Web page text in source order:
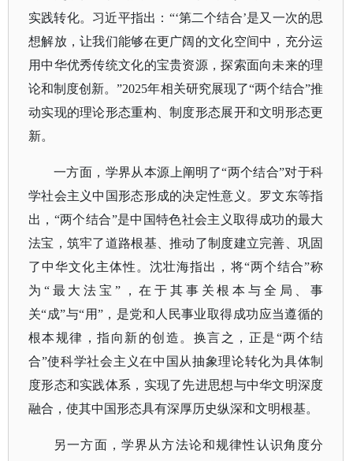
实践转化。习近平指出： “‘第二个结合’是又一次的思
想解放，让我们能够在更广阔的文化空间中，充分运
用中华优秀传统文化的宝贵资源，探索面向未来的理
论和制度创新。”2025年相关研究展现了“两个结合”推
动实现的理论形态重构、制度形态展开和文明形态更
新。
一方面，学界从本源上阐明了“两个结合”对于科
学社会主义中国形态形成的决定性意义。罗文东等指
出，“两个结合”是中国特色社会主义取得成功的最大
法宝，筑牢了道路根基、推动了制度建立完善、巩固
了中华文化主体性。沈壮海指出，将“两个结合”称
为“最大法宝”，在于其事关根本与全局、事
关“成”与“用”，是党和人民事业取得成功应当遵循的
根本规律，指向新的创造。换言之，正是“两个结
合”使科学社会主义在中国从抽象理论转化为具体制
度形态和实践体系，实现了先进思想与中华文明深度
融合，使其中国形态具有深厚历史纵深和文明根基。
另一方面，学界从方法论和规律性认识角度分